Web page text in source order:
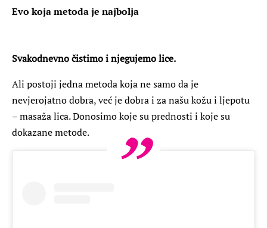
Evo koja metoda je najbolja
Svakodnevno čistimo i njegujemo lice.
Ali postoji jedna metoda koja ne samo da je
nevjerojatno dobra, već je dobra i za našu kožu i ljepotu
– masaža lica. Donosimo koje su prednosti i koje su
dokazane metode.